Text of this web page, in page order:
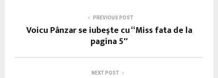
PREVIOUS POST
Voicu Pânzar se iubeşte cu “Miss fata de la
pagina 5″
NEXT POST